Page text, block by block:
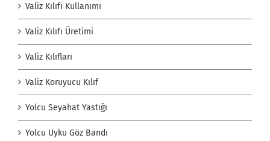
Valiz Kılıfı Kullanımı
Valiz Kılıfı Üretimi
Valiz Kılıfları
Valiz Koruyucu Kılıf
Yolcu Seyahat Yastığı
Yolcu Uyku Göz Bandı